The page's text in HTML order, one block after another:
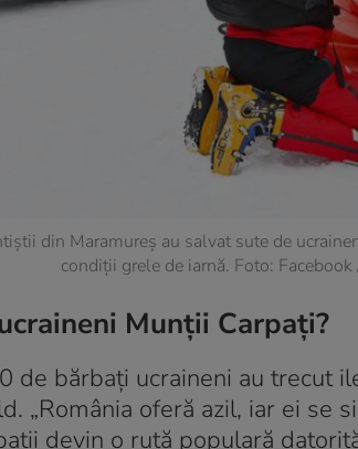
din Maramureș au salvat sute de
condiții grele de iarnă. Foto:
Munții Carpați?
de bărbați ucraineni au trecut
„România oferă azil, iar ei se
devin o rută populară